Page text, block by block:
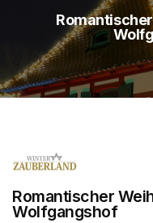
Romantischer
Wolfgangshof